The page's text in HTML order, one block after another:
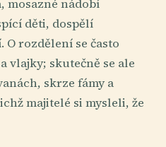
mosazné nádobí
děti, dospělí
O rozdělení se často
vlajky; skutečně se ale
skrze fámy a
majitelé si mysleli, že